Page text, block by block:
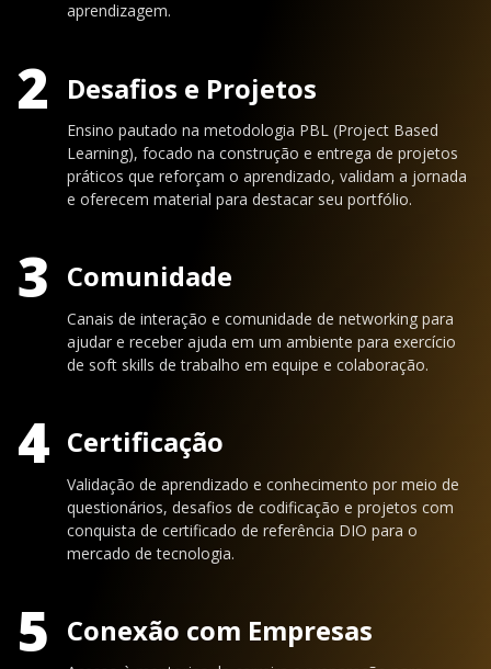
aprendizagem.
2 Desafios e Projetos
Ensino pautado na metodologia PBL (Project Based
Learning), focado na construção e entrega de projetos
práticos que reforçam o aprendizado, validam a jornada
e oferecem material para destacar seu portfólio.
3 Comunidade
Canais de interação e comunidade de networking para
ajudar e receber ajuda em um ambiente para exercício
de soft skills de trabalho em equipe e colaboração.
4 Certificação
Validação de aprendizado e conhecimento por meio de
questionários, desafios de codificação e projetos com
conquista de certificado de referência DIO para o
mercado de tecnologia.
5 Conexão com Empresas